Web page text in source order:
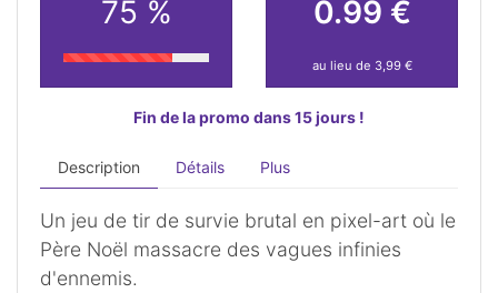
75 % 0.99 €
au lieu de 3,99 €
Fin de la promo dans 15 jours !
Description Détails Plus
Un jeu de tir de survie brutal en pixel-art où le
Père Noël massacre des vagues infinies
d'ennemis.